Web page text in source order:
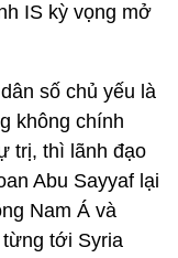
IS kỳ vọng mở
số chủ yếu là
không chính
trị, thì lãnh đạo
Abu Sayyaf lại
Nam Á và
từng tới Syria